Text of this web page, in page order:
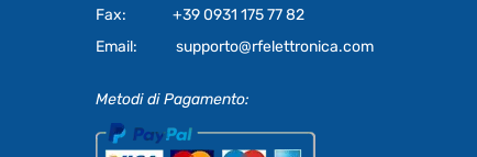
Fax:
+39 0931 175 77 82
Email:
supporto@rfelettronica.com
Metodi di Pagamento: